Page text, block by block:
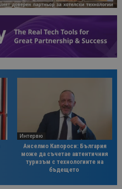
Интервю
Анселмо Капороси: България
може да съчетае автентичния
туризъм с технологиите на
бъдещето